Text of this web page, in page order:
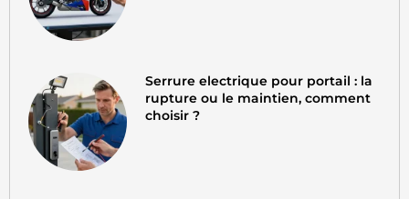
Serrure electrique pour portail : la
rupture ou le maintien, comment
choisir ?